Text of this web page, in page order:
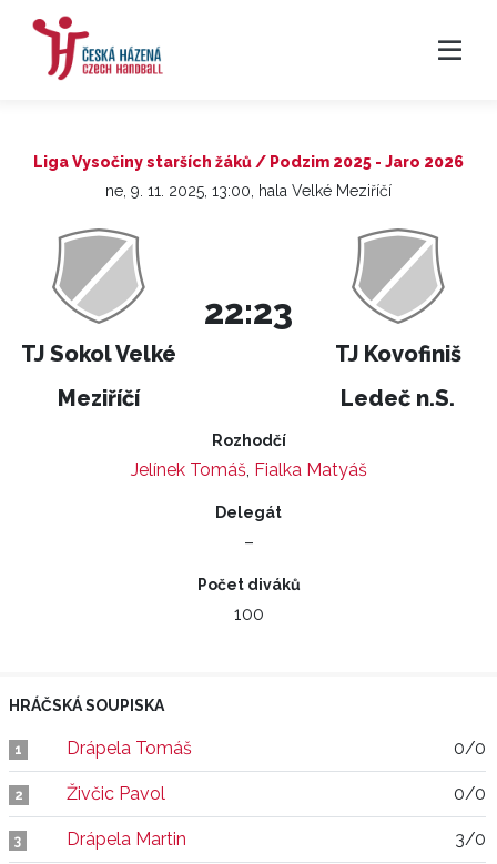
Liga Vysočiny starších žáků / Podzim 2025 - Jaro 2026
ne, 9. 11. 2025, 13:00, hala Velké Meziříčí
TJ Sokol Velké
Meziříčí
22:23
TJ Kovofiniš
Ledeč n.S.
Rozhodčí
Jelínek Tomáš, Fialka Matyáš
Delegát
–
Počet diváků
100
HRÁČSKÁ SOUPISKA
1 Drápela Tomáš 0/0
2 Živčic Pavol 0/0
3 Drápela Martin 3/0